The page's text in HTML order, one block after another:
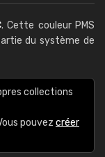
. Cette couleur PMS
du système de
collections
pouvez créer